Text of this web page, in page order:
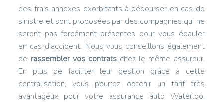
des frais annexes exorbitants à débourser en cas de
sinistre et sont proposées par des compagnies qui ne
seront pas forcément présentes pour vous épauler
en cas d'accident. Nous vous conseillons également
de rassembler vos contratschez le même assureur.
En plus de faciliter leur gestion grâce à cette
centralisation, vous pourrez obtenir un tarif très
avantageux pour votre assurance auto Waterloo.